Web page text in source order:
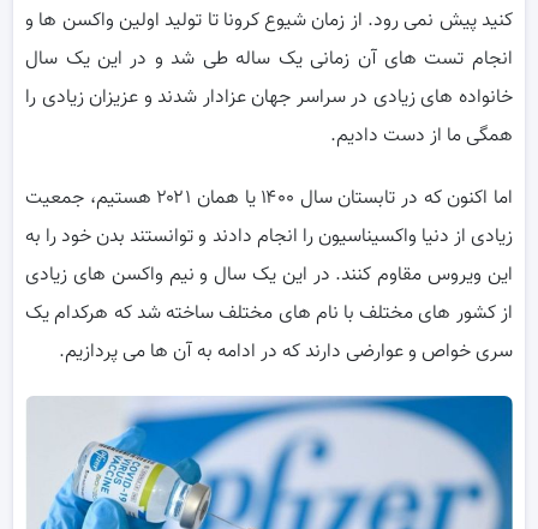
کنید پیش نمی رود. از زمان شیوع کرونا تا تولید اولین واکسن ها و
انجام تست های آن زمانی یک ساله طی شد و در این یک سال
خانواده های زیادی در سراسر جهان عزادار شدند و عزیزان زیادی را
همگی ما از دست دادیم.
اما اکنون که در تابستان سال ۱۴۰۰ یا همان ۲۰۲۱ هستیم، جمعیت
زیادی از دنیا واکسیناسیون را انجام دادند و توانستند بدن خود را به
این ویروس مقاوم کنند. در این یک سال و نیم واکسن های زیادی
از کشور های مختلف با نام های مختلف ساخته شد که هرکدام یک
سری خواص و عوارضی دارند که در ادامه به آن ها می پردازیم.